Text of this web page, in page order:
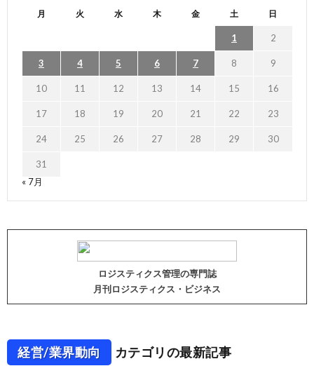
月 火 水 木 金 土 日
1 2
3 4 5 6 7 8 9
10 11 12 13 14 15 16
17 18 19 20 21 22 23
24 25 26 27 28 29 30
31
« 7月
ロジスティクス管理の専門誌
月刊ロジスティクス・ビジネス
経営/業界動向 カテゴリの最新記事